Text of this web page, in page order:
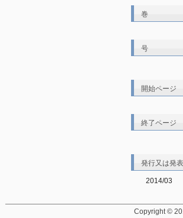
巻
号
開始ページ
終了ページ
発行又は発
2014/03